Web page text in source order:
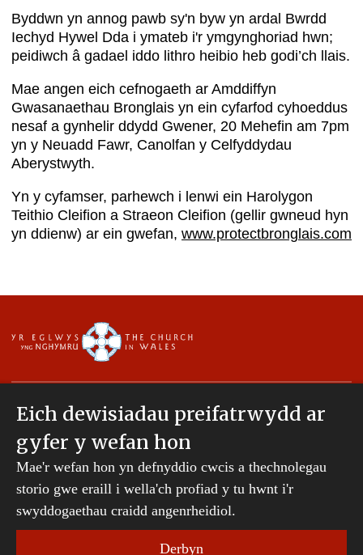
Byddwn yn annog pawb sy'n byw yn ardal Bwrdd
Iechyd Hywel Dda i ymateb i'r ymgynghoriad hwn;
peidiwch â gadael iddo lithro heibio heb godi’ch llais.
Mae angen eich cefnogaeth ar Amddiffyn
Gwasanaethau Bronglais yn ein cyfarfod cyhoeddus
nesaf a gynhelir ddydd Gwener, 20 Mehefin am 7pm
yn y Neuadd Fawr, Canolfan y Celfyddydau
Aberystwyth.
Yn y cyfamser, parhewch i lenwi ein Harolygon
Teithio Cleifion a Straeon Cleifion (gellir gwneud hyn
yn ddienw) ar ein gwefan, www.protectbronglais.com
Hawlfraint © 2007-2026 Esgobaeth Tyddewi. Cedwir
pob hawl.
Mae Bwrdd Cyllid Esgobaeth Tyddewi yn gwmni
sydd wedi'i gofrestru yng Nghymru a Lloegr.
Rhif cwmni: 242794 | Rhif elusen gofrestredig:
Eich dewisiadau preifatrwydd ar
gyfer y wefan hon
Mae'r wefan hon yn defnyddio cwcis a thechnolegau
storio gwe eraill i wella'ch profiad y tu hwnt i'r
swyddogaethau craidd angenrheidiol.
Derbyn